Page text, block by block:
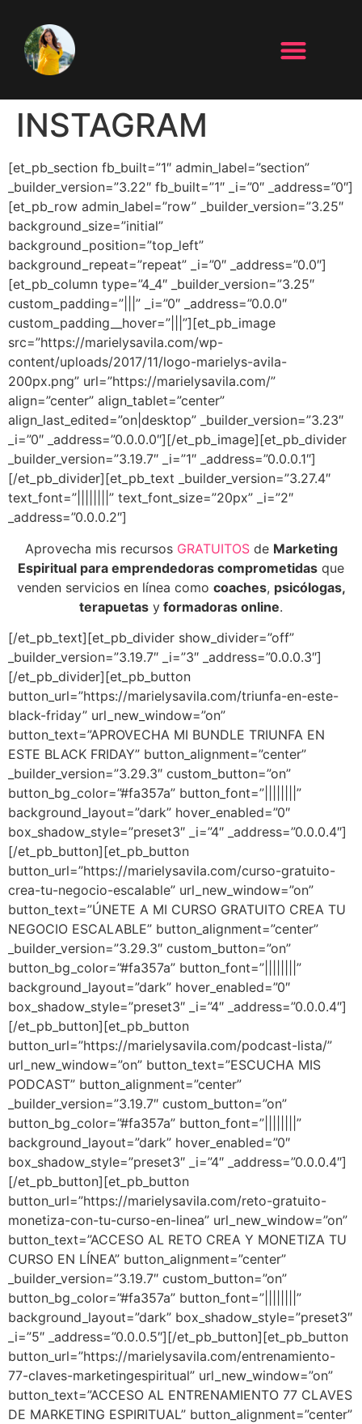
INSTAGRAM
[et_pb_section fb_built=”1″ admin_label=”section”
_builder_version=”3.22″ fb_built=”1″ _i=”0″ _address=”0″]
[et_pb_row admin_label=”row” _builder_version=”3.25″
background_size=”initial”
background_position=”top_left”
background_repeat=”repeat” _i=”0″ _address=”0.0″]
[et_pb_column type=”4_4″ _builder_version=”3.25″
custom_padding=”|||” _i=”0″ _address=”0.0.0″
custom_padding__hover=”|||”][et_pb_image
src=”https://marielysavila.com/wp-
content/uploads/2017/11/logo-marielys-avila-
200px.png” url=”https://marielysavila.com/”
align=”center” align_tablet=”center”
align_last_edited=”on|desktop” _builder_version=”3.23″
_i=”0″ _address=”0.0.0.0″][/et_pb_image][et_pb_divider
_builder_version=”3.19.7″ _i=”1″ _address=”0.0.0.1″]
[/et_pb_divider][et_pb_text _builder_version=”3.27.4″
text_font=”||||||||” text_font_size=”20px” _i=”2″
_address=”0.0.0.2″]
Aprovecha mis recursos GRATUITOS de Marketing
Espiritual para emprendedoras comprometidas que
venden servicios en línea como coaches, psicólogas,
terapuetas y formadoras online.
[/et_pb_text][et_pb_divider show_divider=”off”
_builder_version=”3.19.7″ _i=”3″ _address=”0.0.0.3″]
[/et_pb_divider][et_pb_button
button_url=”https://marielysavila.com/triunfa-en-este-
black-friday” url_new_window=”on”
button_text=”APROVECHA MI BUNDLE TRIUNFA EN
ESTE BLACK FRIDAY” button_alignment=”center”
_builder_version=”3.29.3″ custom_button=”on”
button_bg_color=”#fa357a” button_font=”||||||||”
background_layout=”dark” hover_enabled=”0″
box_shadow_style=”preset3″ _i=”4″ _address=”0.0.0.4″]
[/et_pb_button][et_pb_button
button_url=”https://marielysavila.com/curso-gratuito-
crea-tu-negocio-escalable” url_new_window=”on”
button_text=”ÚNETE A MI CURSO GRATUITO CREA TU
NEGOCIO ESCALABLE” button_alignment=”center”
_builder_version=”3.29.3″ custom_button=”on”
button_bg_color=”#fa357a” button_font=”||||||||”
background_layout=”dark” hover_enabled=”0″
box_shadow_style=”preset3″ _i=”4″ _address=”0.0.0.4″]
[/et_pb_button][et_pb_button
button_url=”https://marielysavila.com/podcast-lista/”
url_new_window=”on” button_text=”ESCUCHA MIS
PODCAST” button_alignment=”center”
_builder_version=”3.19.7″ custom_button=”on”
button_bg_color=”#fa357a” button_font=”||||||||”
background_layout=”dark” hover_enabled=”0″
box_shadow_style=”preset3″ _i=”4″ _address=”0.0.0.4″]
[/et_pb_button][et_pb_button
button_url=”https://marielysavila.com/reto-gratuito-
monetiza-con-tu-curso-en-linea” url_new_window=”on”
button_text=”ACCESO AL RETO CREA Y MONETIZA TU
CURSO EN LÍNEA” button_alignment=”center”
_builder_version=”3.19.7″ custom_button=”on”
button_bg_color=”#fa357a” button_font=”||||||||”
background_layout=”dark” box_shadow_style=”preset3″
_i=”5″ _address=”0.0.0.5″][/et_pb_button][et_pb_button
button_url=”https://marielysavila.com/entrenamiento-
77-claves-marketingespiritual” url_new_window=”on”
button_text=”ACCESO AL ENTRENAMIENTO 77 CLAVES
DE MARKETING ESPIRITUAL” button_alignment=”center”